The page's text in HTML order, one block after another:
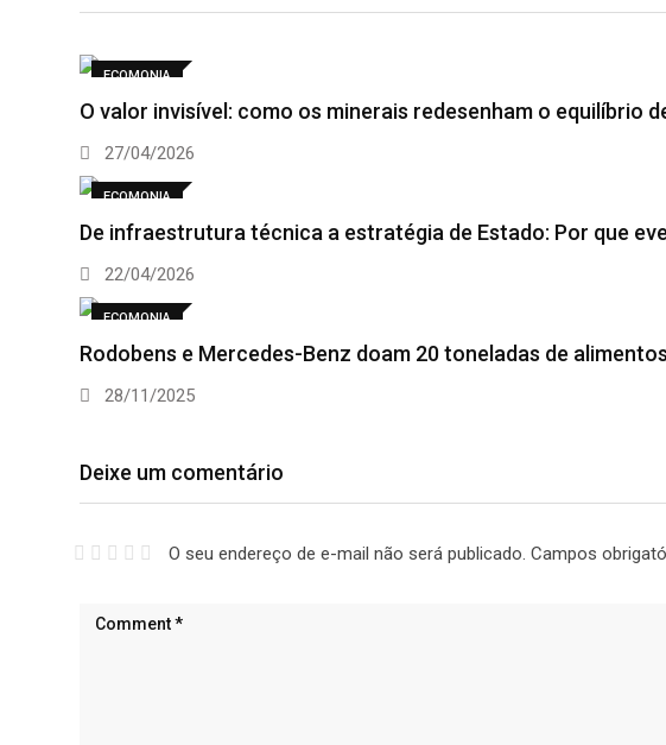
ECOMONIA
O valor invisível: como os minerais redesenham o equilíbrio
27/04/2026
ECOMONIA
De infraestrutura técnica a estratégia de Estado: Por que
22/04/2026
ECOMONIA
Rodobens e Mercedes-Benz doam 20 toneladas de
28/11/2025
Deixe um comentário
O seu endereço de e-mail não será publicado. Campos